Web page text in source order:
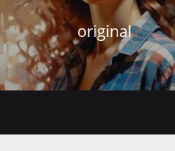
original